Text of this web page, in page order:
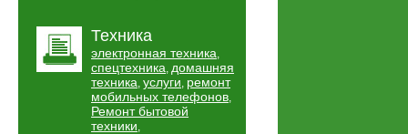
Техника
электронная техника,
спецтехника, домашняя
техника, услуги, ремонт
мобильных телефонов,
Ремонт бытовой
техники,